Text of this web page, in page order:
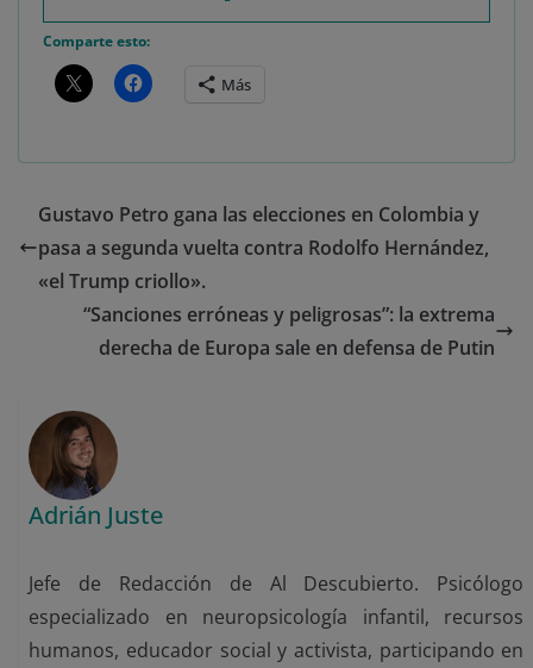
Comparte esto:
Más
Gustavo Petro gana las elecciones en Colombia y
pasa a segunda vuelta contra Rodolfo Hernández,
«el Trump criollo».
“Sanciones erróneas y peligrosas”: la extrema
derecha de Europa sale en defensa de Putin
Adrián Juste
Jefe de Redacción de Al Descubierto. Psicólogo
especializado en neuropsicología infantil, recursos
humanos, educador social y activista, participando en